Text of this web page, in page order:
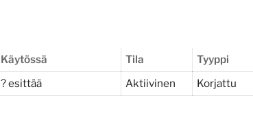
Käytössä Tila
Tyyppi
? esittää Aktiivinen Korjattu